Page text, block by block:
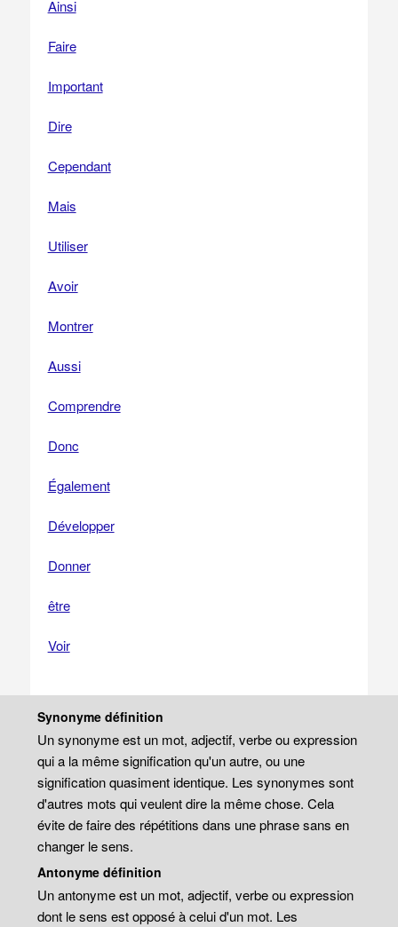
Ainsi
Faire
Important
Dire
Cependant
Mais
Utiliser
Avoir
Montrer
Aussi
Comprendre
Donc
Également
Développer
Donner
être
Voir
Synonyme définition
Un synonyme est un mot, adjectif, verbe ou expression
qui a la même signification qu'un autre, ou une
signification quasiment identique. Les synonymes sont
d'autres mots qui veulent dire la même chose. Cela
évite de faire des répétitions dans une phrase sans en
changer le sens.
Antonyme définition
Un antonyme est un mot, adjectif, verbe ou expression
dont le sens est opposé à celui d'un mot. Les